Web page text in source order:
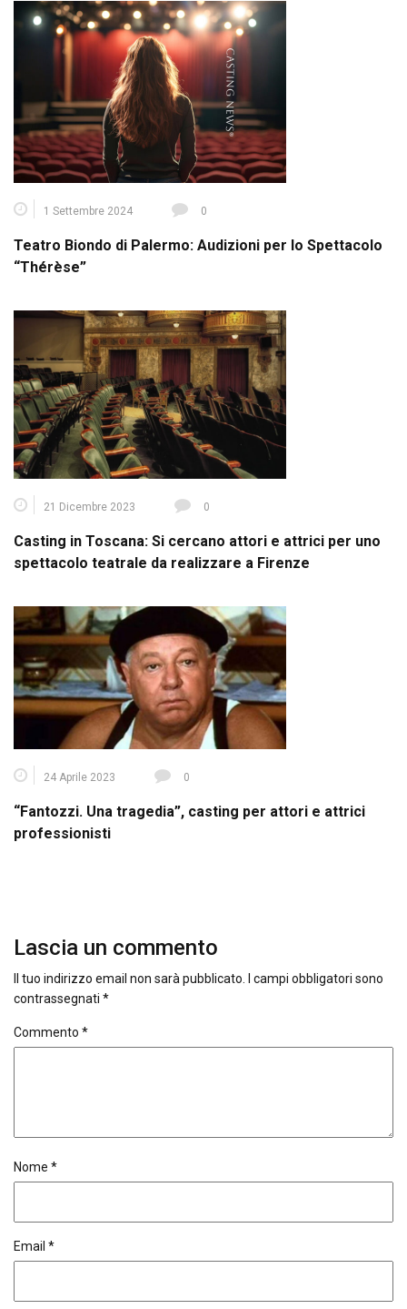
1 Settembre 2024 0
Teatro Biondo di Palermo: Audizioni per lo Spettacolo
“Thérèse”
21 Dicembre 2023 0
Casting in Toscana: Si cercano attori e attrici per uno
spettacolo teatrale da realizzare a Firenze
24 Aprile 2023 0
“Fantozzi. Una tragedia”, casting per attori e attrici
professionisti
Lascia un commento
Il tuo indirizzo email non sarà pubblicato.
I campi obbligatori sono
contrassegnati *
Commento *
Nome *
Email *